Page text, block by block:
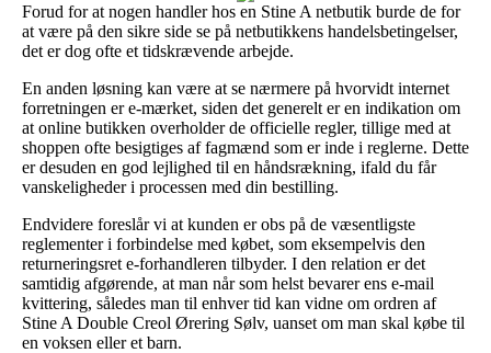
Forud for at nogen handler hos en Stine A netbutik burde de for
at være på den sikre side se på netbutikkens handelsbetingelser,
det er dog ofte et tidskrævende arbejde.
En anden løsning kan være at se nærmere på hvorvidt internet
forretningen er e-mærket, siden det generelt er en indikation om
at online butikken overholder de officielle regler, tillige med at
shoppen ofte besigtiges af fagmænd som er inde i reglerne. Dette
er desuden en god lejlighed til en håndsrækning, ifald du får
vanskeligheder i processen med din bestilling.
Endvidere foreslår vi at kunden er obs på de væsentligste
reglementer i forbindelse med købet, som eksempelvis den
returneringsret e-forhandleren tilbyder. I den relation er det
samtidig afgørende, at man når som helst bevarer ens e-mail
kvittering, således man til enhver tid kan vidne om ordren af
Stine A Double Creol Ørering Sølv, uanset om man skal købe til
en voksen eller et barn.